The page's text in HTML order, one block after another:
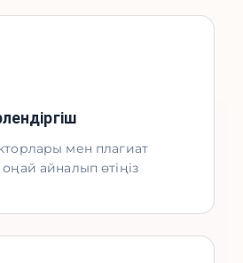
мен плагиат
айналып өтіңіз